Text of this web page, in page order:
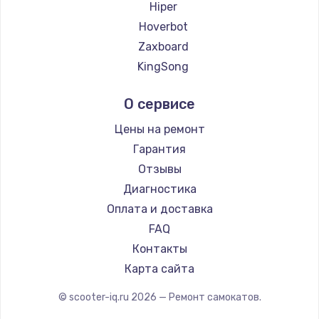
Замена температурного датчика
2500 руб.
Заказать
1300 руб.
Заказать
Техобслуживание
Заказать
Установка / подключение / демонтаж
1300 руб.
Hiper
Hoverbot
Zaxboard
KingSong
Midway by Yamato
Hunter
Shorner
Minimotors
Bork
Segway
KIRIN
О сервисе
Цены на ремонт
Гарантия
Отзывы
Диагностика
Оплата и доставка
FAQ
Контакты
Карта сайта
© scooter-iq.ru 2026 — Ремонт самокатов.